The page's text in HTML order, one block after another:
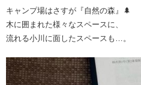
キャンプ場はさすが『自然の森』🌲
木に囲まれた様々なスペースに、
流れる小川に面したスペースも…。